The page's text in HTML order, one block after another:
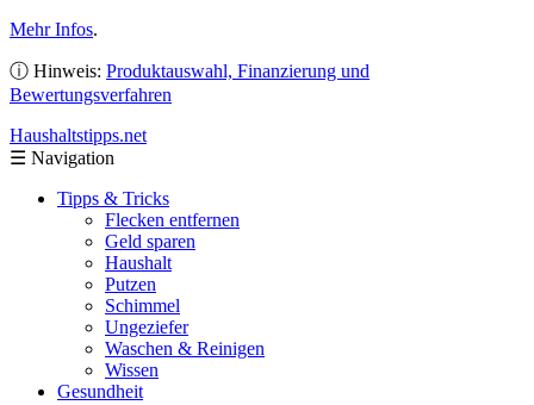
Mehr Infos.
ⓘ Hinweis: Produktauswahl, Finanzierung und
Bewertungsverfahren
Haushaltstipps.net
☰ Navigation
Tipps & Tricks
Flecken entfernen
Geld sparen
Haushalt
Putzen
Schimmel
Ungeziefer
Waschen & Reinigen
Wissen
Gesundheit